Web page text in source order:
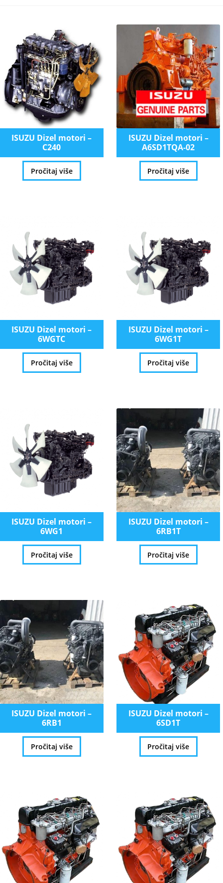
ISUZU Dizel motori –
C240
Pročitaj više
ISUZU Dizel motori –
A6SD1TQA-02
Pročitaj više
ISUZU Dizel motori –
6WGTC
Pročitaj više
ISUZU Dizel motori –
6WG1T
Pročitaj više
ISUZU Dizel motori –
6WG1
Pročitaj više
ISUZU Dizel motori –
6RB1T
Pročitaj više
ISUZU Dizel motori –
6RB1
Pročitaj više
ISUZU Dizel motori –
6SD1T
Pročitaj više